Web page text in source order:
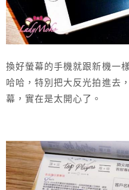
換好螢幕的手機就跟新機一
哈哈，特別把大反光拍進去
幕，實在是太開心了。